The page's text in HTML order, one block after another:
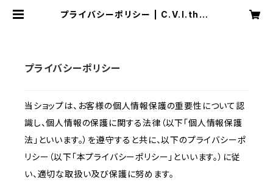
プライバシーポリシー | C.V.I.theS
プライバシーポリシー
当ショップは、お客様の個人情報保護の重要性について認
識し、個人情報の保護に関する法律（以下「個人情報保護
法」といいます。）を遵守すると共に、以下のプライバシーポ
リシー（以下「本プライバシーポリシー」といいます。）に従
い、適切な取扱い及び保護に努めます。